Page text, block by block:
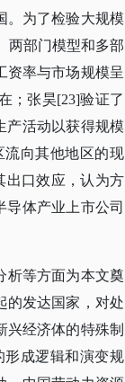
。为了检验大规模
两部门模型和多部
资率与市场规模呈
；张昊[23]验证了
产活动以获得规模
向其他地区的现
出口效应，认为方
导体产业上市公司
析等方面为本文奠
的发达国家，对处
经济体的特殊制
形成逻辑和演变规